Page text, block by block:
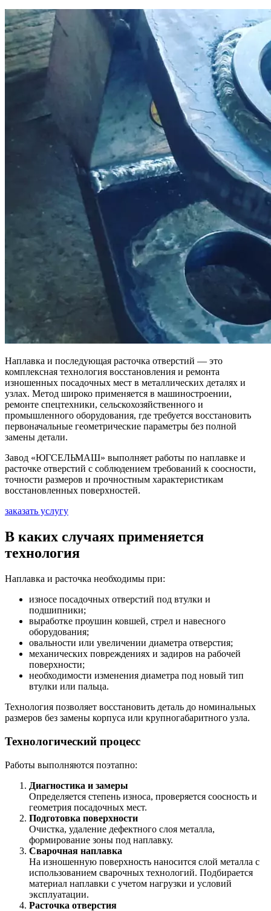
Наплавка и последующая расточка отверстий — это
комплексная технология восстановления и ремонта
изношенных посадочных мест в металлических деталях и
узлах. Метод широко применяется в машиностроении,
ремонте спецтехники, сельскохозяйственного и
промышленного оборудования, где требуется восстановить
первоначальные геометрические параметры без полной
замены детали.
Завод «ЮГСЕЛЬМАШ» выполняет работы по наплавке и
расточке отверстий с соблюдением требований к соосности,
точности размеров и прочностным характеристикам
восстановленных поверхностей.
заказать услугу
В каких случаях применяется
технология
Наплавка и расточка необходимы при:
износе посадочных отверстий под втулки и
подшипники;
выработке проушин ковшей, стрел и навесного
оборудования;
овальности или увеличении диаметра отверстия;
механических повреждениях и задиров на рабочей
поверхности;
необходимости изменения диаметра под новый тип
втулки или пальца.
Технология позволяет восстановить деталь до номинальных
размеров без замены корпуса или крупногабаритного узла.
Технологический процесс
Работы выполняются поэтапно:
Диагностика и замеры
Определяется степень износа, проверяется соосность и
геометрия посадочных мест.
Подготовка поверхности
Очистка, удаление дефектного слоя металла,
формирование зоны под наплавку.
Сварочная наплавка
На изношенную поверхность наносится слой металла с
использованием сварочных технологий. Подбирается
материал наплавки с учетом нагрузки и условий
эксплуатации.
Расточка отверстия